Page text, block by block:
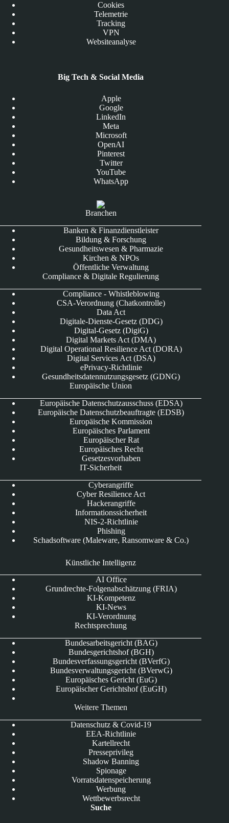
Cookies
Telemetrie
Tracking
VPN
Websiteanalyse
Big Tech & Social Media
Apple
Google
LinkedIn
Meta
Microsoft
OpenAI
Pinterest
Twitter
YouTube
WhatsApp
Branchen
Banken & Finanzdienstleister
Bildung & Forschung
Gesundheitswesen & Pharmazie
Kirchen & NPOs
Öffentliche Verwaltung
Compliance & Digitale Regulierung
Compliance - Whistleblowing
CSA-Verordnung (Chatkontrolle)
Data Act
Digitale-Dienste-Gesetz (DDG)
Digital-Gesetz (DigiG)
Digital Markets Act (DMA)
Digital Operational Resilience Act (DORA)
Digital Services Act (DSA)
ePrivacy-Richtlinie
Gesundheitsdatennutzungsgesetz (GDNG)
Europäische Union
Europäische Datenschutzausschuss (EDSA)
Europäische Datenschutzbeauftragte (EDSB)
Europäische Kommission
Europäisches Parlament
Europäischer Rat
Europäisches Recht
Gesetzesvorhaben
IT-Sicherheit
Cyberangriffe
Cyber Resilience Act
Hackerangriffe
Informationssicherheit
NIS-2-Richtlinie
Phishing
Schadsoftware (Maleware, Ransomware & Co.)
Künstliche Intelligenz
AI Office
Grundrechte-Folgenabschätzung (FRIA)
KI-Kompetenz
KI-News
KI-Verordnung
Rechtsprechung
Bundesarbeitsgericht (BAG)
Bundesgerichtshof (BGH)
Bundesverfassungsgericht (BVerfG)
Bundesverwaltungsgericht (BVerwG)
Europäisches Gericht (EuG)
Europäischer Gerichtshof (EuGH)
Weitere Themen
Datenschutz & Covid-19
EEA-Richtlinie
Kartellrecht
Presseprivileg
Shadow Banning
Spionage
Vorratsdatenspeicherung
Werbung
Wettbewerbsrecht
Suche